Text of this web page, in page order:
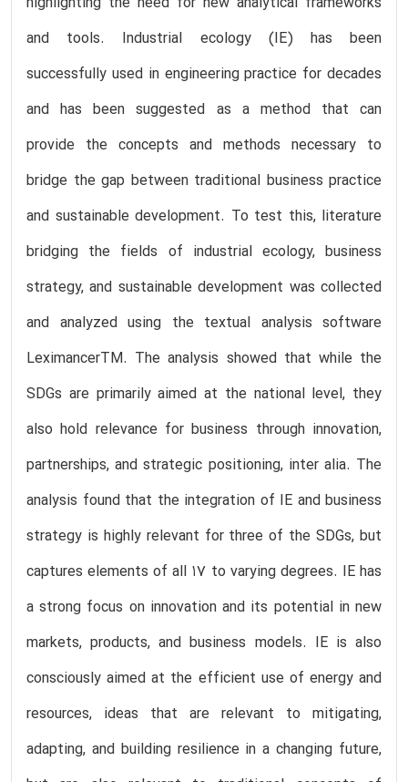
and tools. Industrial ecology (IE) has been
successfully used in engineering practice for decades
and has been suggested as a method that can
provide the concepts and methods necessary to
bridge the gap between traditional business practice
and sustainable development. To test this, literature
bridging the fields of industrial ecology, business
strategy, and sustainable development was collected
and analyzed using the textual analysis software
LeximancerTM. The analysis showed that while the
SDGs are primarily aimed at the national level, they
also hold relevance for business through innovation,
partnerships, and strategic positioning, inter alia. The
analysis found that the integration of IE and business
strategy is highly relevant for three of the SDGs, but
captures elements of all 17 to varying degrees. IE has
a strong focus on innovation and its potential in new
markets, products, and business models. IE is also
consciously aimed at the efficient use of energy and
resources, ideas that are relevant to mitigating,
adapting, and building resilience in a changing future,